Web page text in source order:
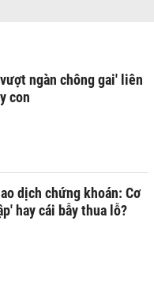
ngàn chông gai' liên
con
dịch chứng khoán: Cơ
hay cái bẫy thua lỗ?